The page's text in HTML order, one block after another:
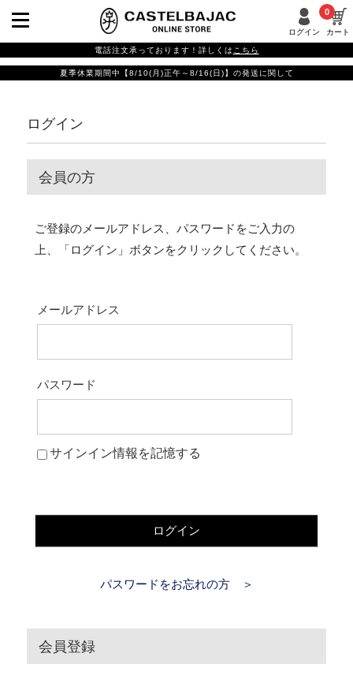
ログイン カート
0
電話注文承っております！詳しくは こちら
夏季休業期間中【8/10(月)正午～8/16(日)】の発送に関して
ログイン
会員の方
ご登録のメールアドレス、パスワードをご入力の
上、「ログイン」ボタンをクリックしてください。
メールアドレス
パスワード
サインイン情報を記憶する
ログイン
パスワードをお忘れの方 ＞
会員登録